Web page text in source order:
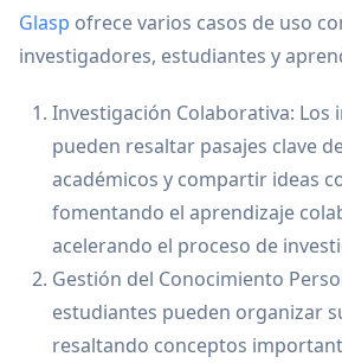
Glasp ofrece varios casos de uso
investigadores, estudiantes y
Investigación Colaborativa: Los
pueden resaltar pasajes clave
académicos y compartir ideas
fomentando el aprendizaje
acelerando el proceso de
Gestión del Conocimiento
estudiantes pueden organizar
resaltando conceptos